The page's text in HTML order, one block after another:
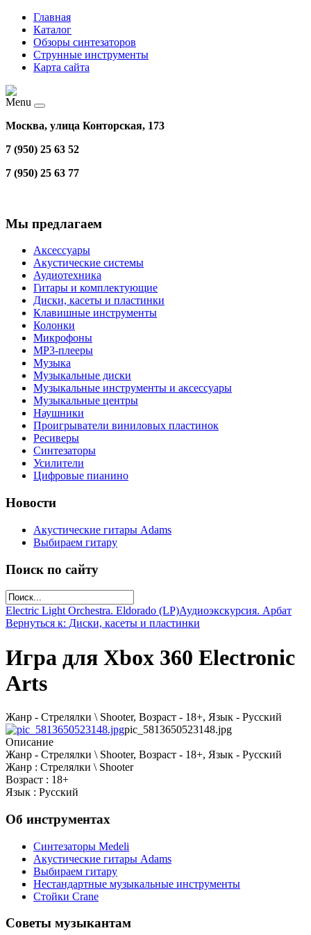
Главная
Каталог
Обзоры синтезаторов
Струнные инструменты
Карта сайта
Menu
Москва, улица Конторская, 173
7 (950) 25 63 52
7 (950) 25 63 77
Мы предлагаем
Аксессуары
Акустические системы
Аудиотехника
Гитары и комплектующие
Диски, касеты и пластинки
Клавишные инструменты
Колонки
Микрофоны
МР3-плееры
Музыка
Музыкальные диски
Музыкальные инструменты и аксессуары
Музыкальные центры
Наушники
Проигрыватели виниловых пластинок
Ресиверы
Синтезаторы
Усилители
Цифровые пианино
Новости
Акустические гитары Adams
Выбираем гитару
Поиск по сайту
Electric Light Orchestra. Eldorado (LP)Аудиоэкскурсия. Арбат
Вернуться к: Диски, касеты и пластинки
Игра для Xbox 360 Electronic
Arts
Жанр - Стрелялки \ Shooter, Возраст - 18+, Язык - Русский
pic_5813650523148.jpg
Описание
Жанр - Стрелялки \ Shooter, Возраст - 18+, Язык - Русский
Жанр : Стрелялки \ Shooter
Возраст : 18+
Язык : Русский
Об инструментах
Синтезаторы Мedeli
Акустические гитары Adams
Выбираем гитару
Нестандартные музыкальные инструменты
Стойки Crane
Советы музыкантам